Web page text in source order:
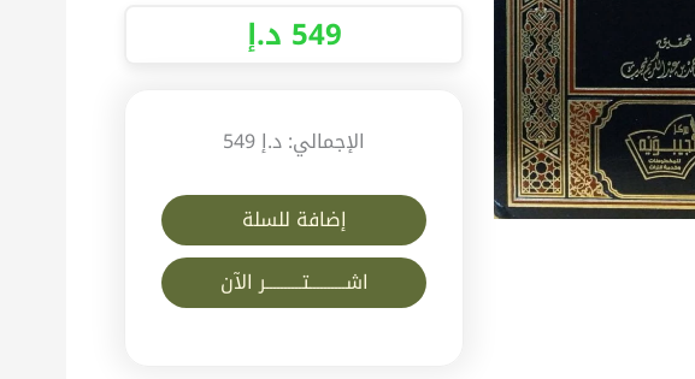
إضافة للسلة
اشــــــــــتــــــــــر الآن
الإجمالي:د.إ 549
549 د.إ